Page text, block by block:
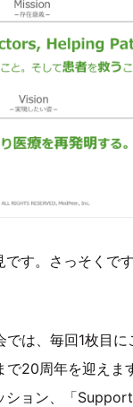
です。さっそく
は、毎回1枚目
20周年を迎え
ション、「